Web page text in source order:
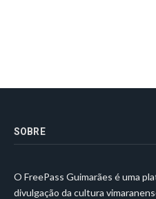
SOBRE
O FreePass Guimarães é uma
divulgação da cultura